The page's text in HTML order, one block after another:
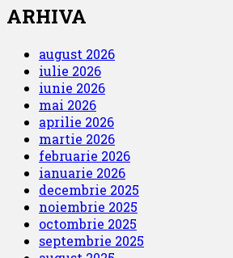
ARHIVA
august 2026
iulie 2026
iunie 2026
mai 2026
aprilie 2026
martie 2026
februarie 2026
ianuarie 2026
decembrie 2025
noiembrie 2025
octombrie 2025
septembrie 2025